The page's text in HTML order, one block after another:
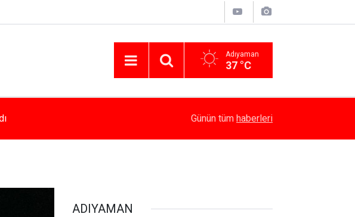
Adıyaman
37 °C
Yaz Kur’an Kursları’nda Bağımlılığın Zararları
Günün tüm haberleri
ADIYAMAN